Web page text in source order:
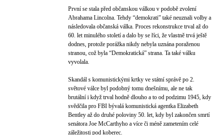
První se stala před občanskou válkou v podobě zvolení
Abrahama Lincolna. Tehdy “demokrati” také neuznali volby a
následovala občanská válka. Proces rekonstrukce trval až do
60. let minulého století a dalo by se říci, že vlastně trvá ještě
dodnes, protože porážka nikdy nebyla uznána poraženou
stranou, což byla “Demokratická” strana. Ta také válku
vyvolala.
Skandál s komunistickými krtky ve státní správě po 2.
světové válce byl podobný tomu dnešnímu, ale ne tak
brutální i když trval hodně dlouho a to od podzimu 1945, kdy
svědčila pro FBI bývalá komunistická agentka Elizabeth
Bentley až do druhé poloviny 50. let, kdy byl zakončen smrtí
senátora Joe McCarthyho a více či méně zametením celé
záležitosti pod koberec.